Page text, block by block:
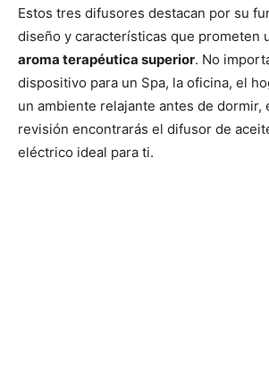
Estos tres difusores destacan por su
diseño y características que prometen
aroma terapéutica superior. No
dispositivo para un Spa, la oficina, el
un ambiente relajante antes de dormir,
revisión encontrarás el difusor de
eléctrico ideal para ti.